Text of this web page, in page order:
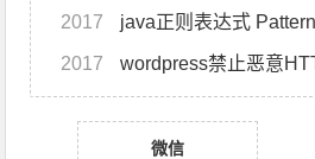
2017 java正则表达式
2017 wordpress禁止恶意
微信